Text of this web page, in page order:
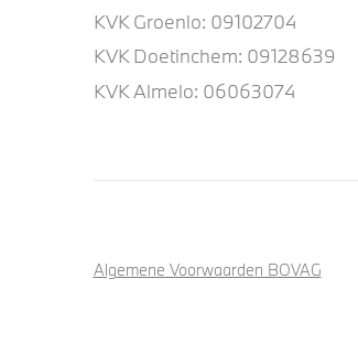
KVK Groenlo: 09102704
KVK Doetinchem: 09128639
KVK Almelo: 06063074
Algemene Voorwaarden BOVAG